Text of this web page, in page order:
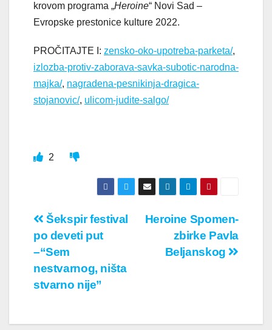
krovom programa „Heroine“ Novi Sad –
Evropske prestonice kulture 2022.
PROČITAJTE I: zensko-oko-upotreba-parketa/,
izlozba-protiv-zaborava-savka-subotic-narodna-
majka/, nagradena-pesnikinja-dragica-
stojanovic/, ulicom-judite-salgo/
2
Кретање
чланка
Heroine Spomen-
zbirke Pavla
Beljanskog
Šekspir festival
po deveti put
–“Sem
nestvarnog, ništa
stvarno nije”